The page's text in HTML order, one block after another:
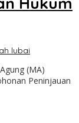
lubai
(MA)
Peninjauan